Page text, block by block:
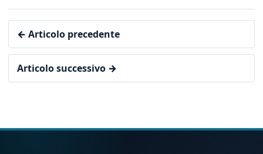
← Articolo precedente
Articolo successivo →